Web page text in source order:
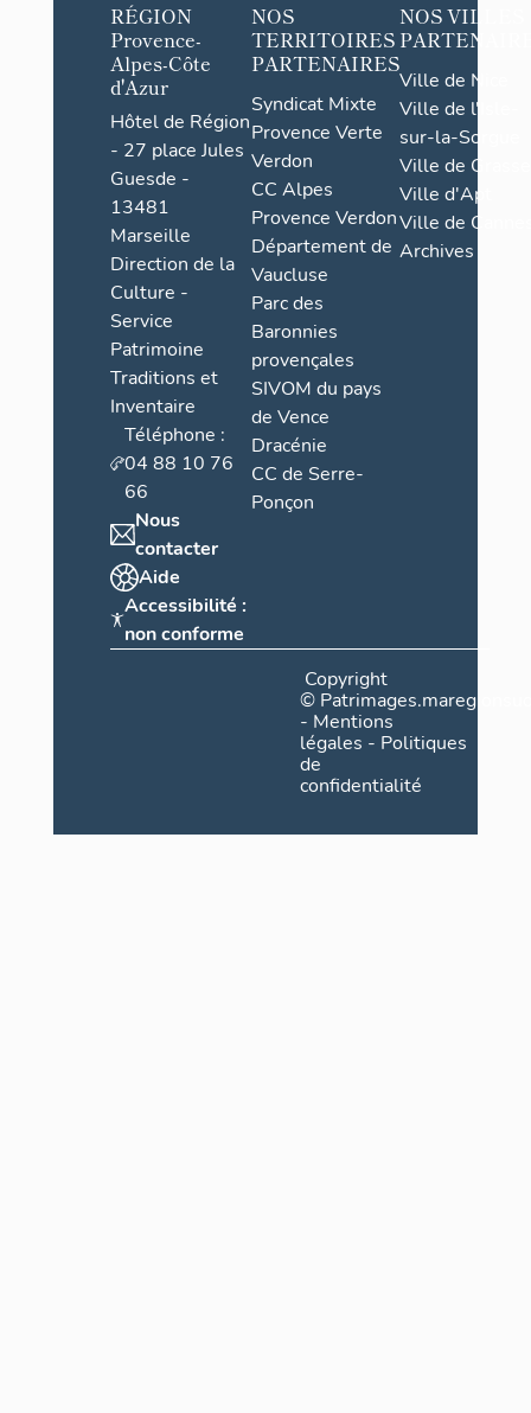
RÉGION
Provence-
Alpes-Côte
d'Azur
Hôtel de Région
- 27 place Jules
Guesde -
13481
Marseille
Direction de la
Culture -
Service
Patrimoine
Traditions et
Inventaire
Téléphone :
04 88 10 76
66
Nous
contacter
Aide
Accessibilité :
non conforme
NOS
TERRITOIRES
PARTENAIRES
Syndicat Mixte
Provence Verte
Verdon
CC Alpes
Provence Verdon
Département de
Vaucluse
Parc des
Baronnies
provençales
SIVOM du pays
de Vence
Dracénie
CC de Serre-
Ponçon
NOS VILLES
Ville de Nice
Ville de l'Isle-
sur-la-Sorgue
Ville de Grasse
Ville d'Apt
Ville de
Archives
Copyright
©
- Mentions
légales - Politiques
de
confidentialité